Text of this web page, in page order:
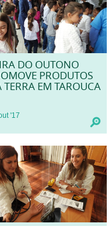
DO OUTONO
PRODUTOS
TERRA EM TAROUCA
'17